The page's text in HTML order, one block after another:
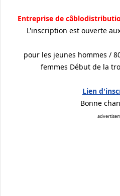
Entreprise de
20% pour les jeunes hommes
femmes Début de la
Lien
Bonne